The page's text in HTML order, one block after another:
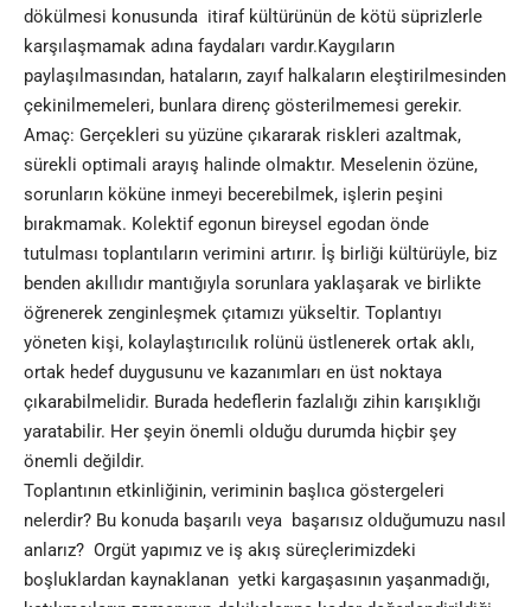
dökülmesi konusunda itiraf kültürünün de kötü süprizlerle
karşılaşmamak adına faydaları vardır.Kaygıların
paylaşılmasından, hataların, zayıf halkaların eleştirilmesinden
çekinilmemeleri, bunlara direnç gösterilmemesi gerekir.
Amaç: Gerçekleri su yüzüne çıkararak riskleri azaltmak,
sürekli optimali arayış halinde olmaktır. Meselenin özüne,
sorunların köküne inmeyi becerebilmek, işlerin peşini
bırakmamak. Kolektif egonun bireysel egodan önde
tutulması toplantıların verimini artırır. İş birliği kültürüyle, biz
benden akıllıdır mantığıyla sorunlara yaklaşarak ve birlikte
öğrenerek zenginleşmek çıtamızı yükseltir. Toplantıyı
yöneten kişi, kolaylaştırıcılık rolünü üstlenerek ortak aklı,
ortak hedef duygusunu ve kazanımları en üst noktaya
çıkarabilmelidir. Burada hedeflerin fazlalığı zihin karışıklığı
yaratabilir. Her şeyin önemli olduğu durumda hiçbir şey
önemli değildir.
Toplantının etkinliğinin, veriminin başlıca göstergeleri
nelerdir? Bu konuda başarılı veya başarısız olduğumuzu nasıl
anlarız? Orgüt yapımız ve iş akış süreçlerimizdeki
boşluklardan kaynaklanan yetki kargaşasının yaşanmadığı,